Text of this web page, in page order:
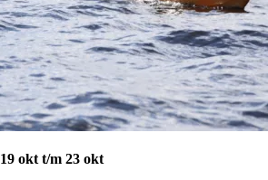
19 okt t/m 23 okt